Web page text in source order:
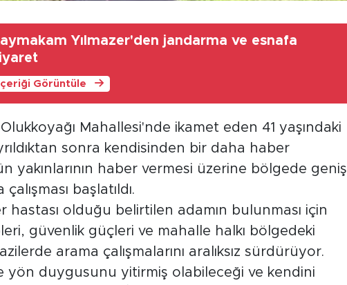
Yılmazer'den jandarma ve esnafa
İçeriği Görüntüle
Mahallesi'nde ikamet eden 41 yaşındaki
sonra kendisinden bir daha haber
yakınlarının haber vermesi üzerine bölgede geniş
başlatıldı.
hastası olduğu belirtilen adamın bulunması için
güvenlik güçleri ve mahalle halkı bölgedeki
arama çalışmalarını aralıksız sürdürüyor.
yön duygusunu yitirmiş olabileceği ve kendini